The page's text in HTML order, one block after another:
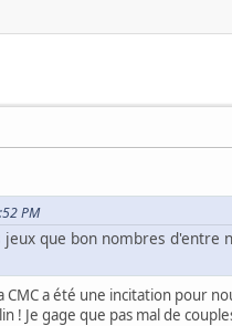
PM
que bon nombres
CMC a été une incitation pour
! Je gage que pas mal de